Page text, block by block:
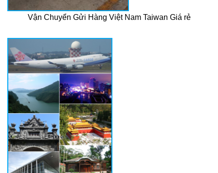
Vận Chuyển Gửi Hàng Việt Nam Taiwan Giá rẻ